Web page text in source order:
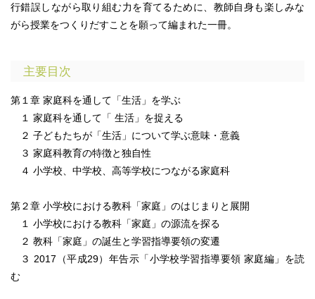
行錯誤しながら取り組む力を育てるために、教師自身も楽しみな
がら授業をつくりだすことを願って編まれた一冊。
主要目次
第１章 家庭科を通して「生活」を学ぶ
１ 家庭科を通して「 生活」を捉える
２ 子どもたちが「生活」について学ぶ意味・意義
３ 家庭科教育の特徴と独自性
４ 小学校、中学校、高等学校につながる家庭科
第２章 小学校における教科「家庭」のはじまりと展開
１ 小学校における教科「家庭」の源流を探る
２ 教科「家庭」の誕生と学習指導要領の変遷
３ 2017（平成29）年告示「小学校学習指導要領 家庭編」を読
む